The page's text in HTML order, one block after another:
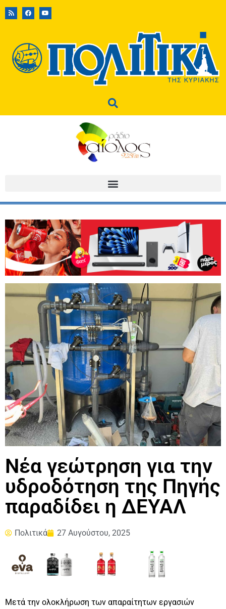
Νέα γεώτρηση για την
υδροδότηση της Πηγής
παραδίδει η ΔΕΥΑΛ
Πολιτικά 27 Αυγούστου, 2025
Μετά την ολοκλήρωση των απαραίτητων εργασιών